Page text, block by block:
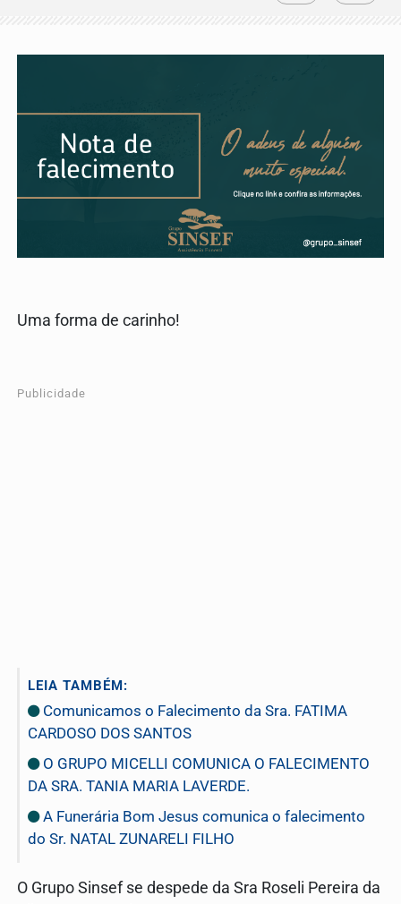
Uma forma de carinho!
Publicidade
LEIA TAMBÉM:
Comunicamos o Falecimento da Sra. FATIMA
CARDOSO DOS SANTOS
O GRUPO MICELLI COMUNICA O FALECIMENTO
DA SRA. TANIA MARIA LAVERDE.
A Funerária Bom Jesus comunica o falecimento
do Sr. NATAL ZUNARELI FILHO
O Grupo Sinsef se despede da Sra Roseli Pereira da